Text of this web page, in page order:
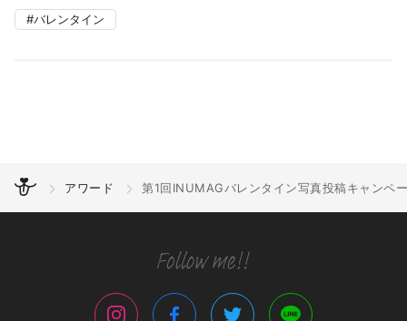
バレンタイン
アワード 第1回INUMAGバレンタイン写真投稿キャンペ